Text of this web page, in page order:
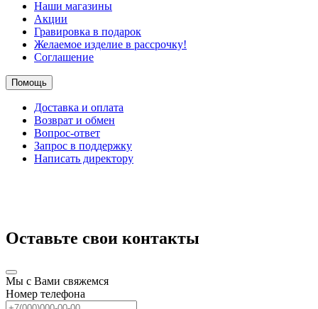
Наши магазины
Акции
Гравировка в подарок
Желаемое изделие в рассрочку!
Соглашение
Помощь
Доставка и оплата
Возврат и обмен
Вопрос-ответ
Запрос в поддержку
Написать директору
Оставьте свои контакты
Мы с Вами свяжемся
Номер телефона